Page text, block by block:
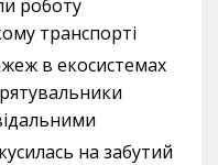
роботу
транспорті
в екосистемах
на забутий